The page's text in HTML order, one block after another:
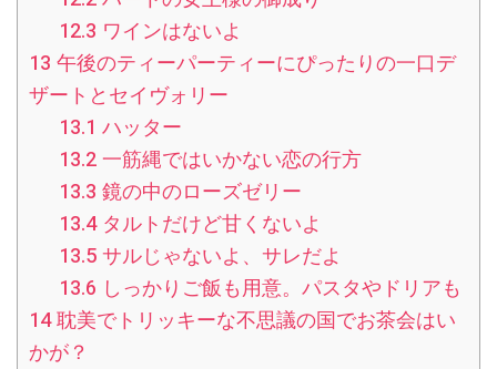
12.3 ワインはないよ
13 午後のティーパーティーにぴったりの一口デ
ザートとセイヴォリー
13.1 ハッター
13.2一筋縄ではいかない恋の行方
13.3 鏡の中のローズゼリー
13.4タルトだけど甘くないよ
13.5サルじゃないよ、サレだよ
13.6 しっかりご飯も用意。パスタやドリアも
14耽美でトリッキーな不思議の国でお茶会はい
かが？